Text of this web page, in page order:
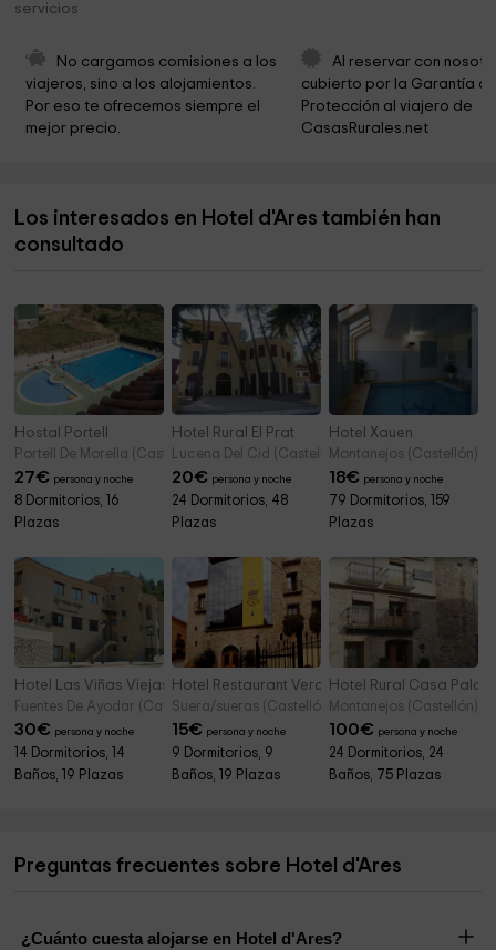
Font de Pinella
Ermita de Santa Lucía
Parroquia de La Asunción de María
Ermita de Sant Roc 7,6 km
Parròquia La Immaculada Concepció 8,2 km
servicios
No cargamos comisiones a los
viajeros, sino a los alojamientos.
Por eso te ofrecemos siempre el
mejor precio.
Al reservar con
cubierto por la Garantía
Protección al viajero de
CasasRurales.net
Los interesados en Hotel d'Ares también han
consultado
Hostal Portell
Portell De Morella (Castellón)
27€ persona y noche
8 Dormitorios, 16
Plazas
Hotel Rural El Prat
Lucena Del Cid (Castellón)
20€ persona y noche
24 Dormitorios, 48
Plazas
Hotel Xauen
Montanejos (Castellón)
18€ persona y noche
79 Dormitorios, 159
Plazas
Hotel Las Viñas Viejas
Fuentes De Ayodar (Castellón)
30€ persona y noche
14 Dormitorios, 14
Baños, 19 Plazas
Hotel Restaurant Verdià
Suera/sueras (Castellón)
15€ persona y noche
9 Dormitorios, 9
Baños, 19 Plazas
Hotel Rural Casa
Montanejos (Castellón)
100€ persona y noche
24 Dormitorios, 24
Baños, 75 Plazas
Preguntas frecuentes sobre Hotel d'Ares
¿Cuánto cuesta alojarse en Hotel d'Ares?